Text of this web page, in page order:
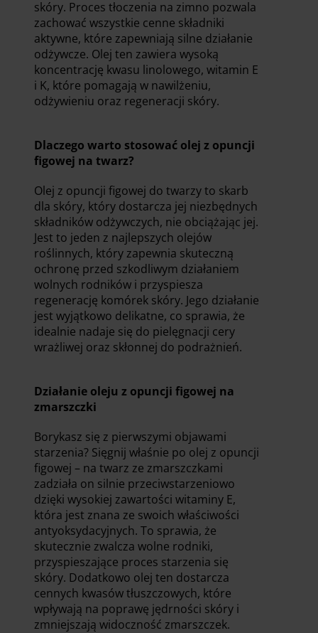
skóry. Proces tłoczenia na zimno pozwala
zachować wszystkie cenne składniki
aktywne, które zapewniają silne działanie
odżywcze. Olej ten zawiera wysoką
koncentrację kwasu linolowego, witamin E
i K, które pomagają w nawilżeniu,
odżywieniu oraz regeneracji skóry.
Dlaczego warto stosować olej z opuncji
figowej na twarz?
Olej z opuncji figowej do twarzy to skarb
dla skóry, który dostarcza jej niezbędnych
składników odżywczych, nie obciążając jej.
Jest to jeden z najlepszych olejów
roślinnych, który zapewnia skuteczną
ochronę przed szkodliwym działaniem
wolnych rodników i przyspiesza
regenerację komórek skóry. Jego działanie
jest wyjątkowo delikatne, co sprawia, że
idealnie nadaje się do pielęgnacji cery
wrażliwej oraz skłonnej do podrażnień.
Działanie oleju z opuncji figowej na
zmarszczki
Borykasz się z pierwszymi objawami
starzenia? Sięgnij właśnie po olej z opuncji
figowej – na twarz ze zmarszczkami
zadziała on silnie przeciwstarzeniowo
dzięki wysokiej zawartości witaminy E,
która jest znana ze swoich właściwości
antyoksydacyjnych. To sprawia, że
skutecznie zwalcza wolne rodniki,
przyspieszające proces starzenia się
skóry. Dodatkowo olej ten dostarcza
cennych kwasów tłuszczowych, które
wpływają na poprawę jędrności skóry i
zmniejszają widoczność zmarszczek.